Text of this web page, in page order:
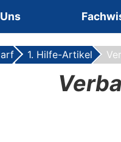
1. Hilfe-Artikel